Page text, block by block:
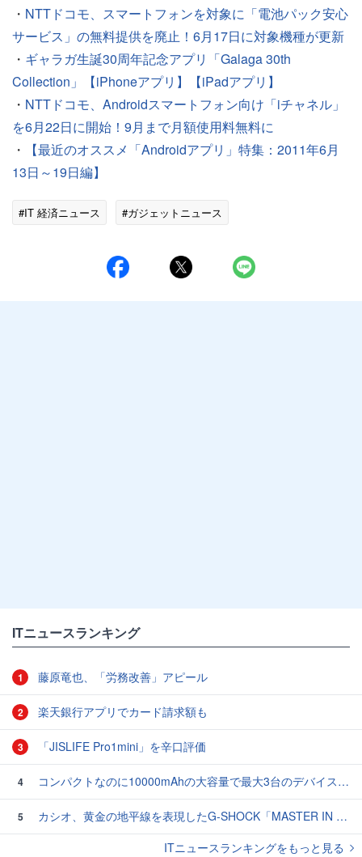
・ NTTドコモ、スマートフォンを対象に「電池パック安心
サービス」の無料提供を廃止！6月17日に対象機種が更新
・ ギャラガ生誕30周年記念アプリ「Galaga 30th
Collection」【iPhoneアプリ】【iPadアプリ】
・ NTTドコモ、Androidスマートフォン向け「iチャネル」
を6月22日に開始！9月まで月額使用料無料に
・
【最近のオススメ「Androidアプリ」特集：2011年6月
13日～19日編】
#IT 経済ニュース #ガジェットニュース
ITニュースランキング
1 藤原竜也、「労務改善」アピール
2 楽天銀行アプリでカード請求額も
3 「JISLIFE Pro1mini」を辛口評価
4 コンパクトなのに10000mAhの大容量で最大3台のデバイスを同時充電できる半固体モバイルバッテリー「SMARTCOBY Pro SLIM SS」レビュー
5
カシオ、黄金の地平線を表現したG-SHOCK「MASTER IN HORIZON GOLD」3モデル
ITニュースランキングをもっと見る